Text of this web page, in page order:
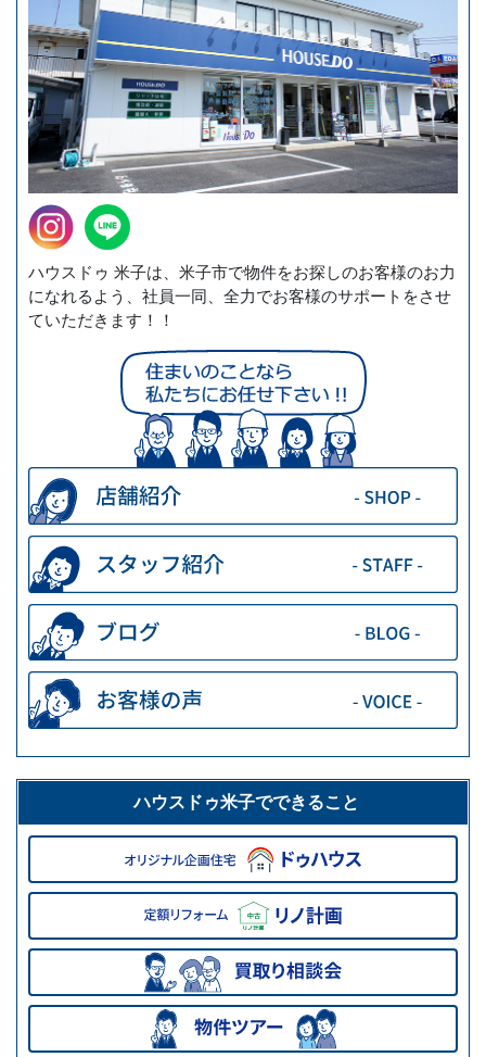
ハウスドゥ 米子は、米子市で物件をお探しのお客様のお力
になれるよう、社員一同、全力でお客様のサポートをさせ
ていただきます！！
ハウスドゥ米子でできること